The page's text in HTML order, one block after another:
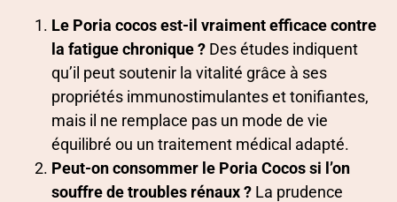
Le Poria cocos est-il vraiment efficace contre
la fatigue chronique ? Des études indiquent
qu’il peut soutenir la vitalité grâce à ses
propriétés immunostimulantes et tonifiantes,
mais il ne remplace pas un mode de vie
équilibré ou un traitement médical adapté.
Peut-on consommer le Poria Cocos si l’on
souffre de troubles rénaux ? La prudence